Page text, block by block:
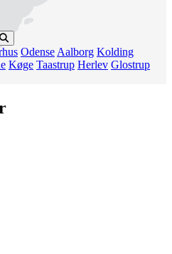
Odense Aalborg Kolding
Køge Taastrup Herlev Glostrup